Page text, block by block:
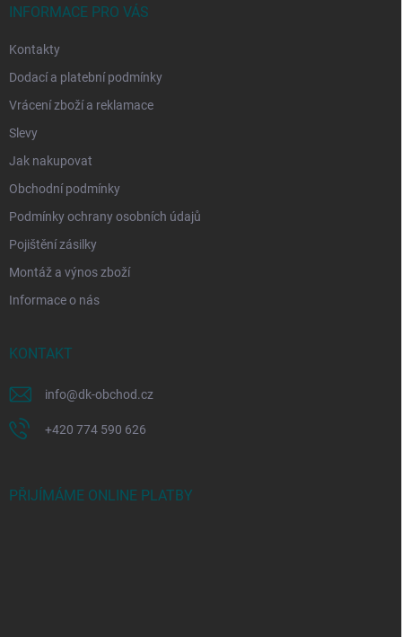
INFORMACE PRO VÁS
Kontakty
Dodací a platební podmínky
Vrácení zboží a reklamace
Slevy
Jak nakupovat
Obchodní podmínky
Podmínky ochrany osobních údajů
Pojištění zásilky
Montáž a výnos zboží
Informace o nás
KONTAKT
info@dk-obchod.cz
+420 774 590 626
PŘIJÍMÁME ONLINE PLATBY